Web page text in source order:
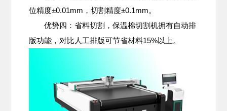
位精度±0.01mm，切割精度±0.1mm。
优势四：省料切割，保温棉切割机拥有自动排
版功能，对比人工排版可节省材料15%以上。